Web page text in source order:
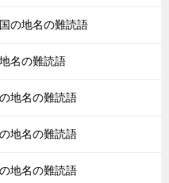
の地名の難読語
名の難読語
地名の難読語
地名の難読語
地名の難読語